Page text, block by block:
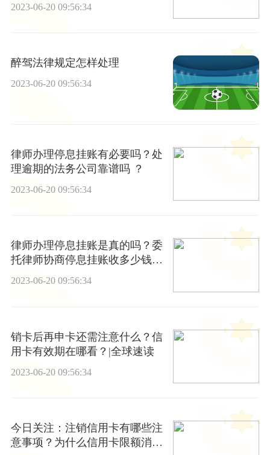
2023-06-20 09:56:34
醉驾法律规定怎样处理
2023-06-20 09:56:34
律师办理停息挂账有必要吗？处
理逾期的法务公司靠谱吗 ？
2023-06-20 09:56:34
律师办理停息挂账是真的吗？委
托律师协商停息挂账收多少钱？|
环球视点
2023-06-20 09:56:34
销卡后再申卡还需注意什么？信
用卡有效期在哪看？|全球速读
2023-06-20 09:56:34
今日关注：注销信用卡有哪些注
意事项？为什么信用卡限额消费